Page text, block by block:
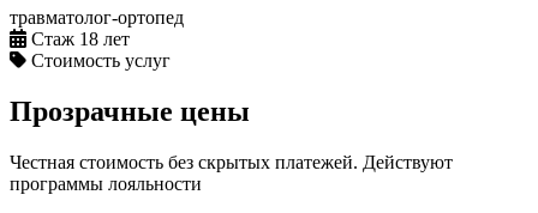
травматолог-ортопед
Стаж 18 лет
Стоимость услуг
Прозрачные цены
Честная стоимость без скрытых платежей. Действуют
программы лояльности